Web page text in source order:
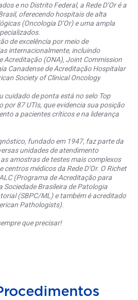
e no Distrito Federal, a Rede D’Or é a
oferecendo hospitais de alta
(Oncologia D’Or) e uma ampla
de excelência por meio de
internacionalmente, incluindo
Acreditação (ONA), Joint Commission
Canadense de Acreditação Hospitalar
Society of Clinical Oncology
cuidado de ponta está no selo Top
por 87 UTIs, que evidencia sua posição
a pacientes críticos e na liderança
fundado em 1947, faz parte da
unidades de atendimento
amostras de testes mais complexos
médicos da Rede D’Or. O Richet
(Programa de Acreditação para
Sociedade Brasileira de Patologia
(SBPC/ML) e também é acreditado
Pathologists).
que precisar!